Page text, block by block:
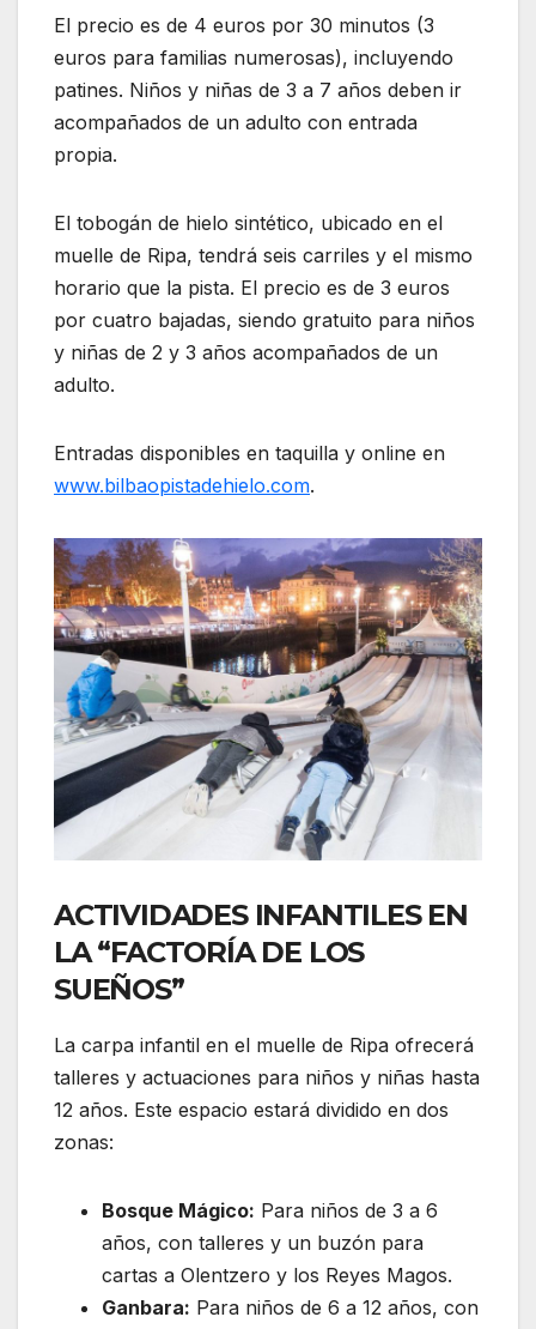
El precio es de 4 euros por 30 minutos (3
euros para familias numerosas), incluyendo
patines. Niños y niñas de 3 a 7 años deben ir
acompañados de un adulto con entrada
propia.
El tobogán de hielo sintético, ubicado en el
muelle de Ripa, tendrá seis carriles y el mismo
horario que la pista. El precio es de 3 euros
por cuatro bajadas, siendo gratuito para niños
y niñas de 2 y 3 años acompañados de un
adulto.
Entradas disponibles en taquilla y online en
www.bilbaopistadehielo.com.
ACTIVIDADES INFANTILES EN
LA “FACTORÍA DE LOS
SUEÑOS”
La carpa infantil en el muelle de Ripa ofrecerá
talleres y actuaciones para niños y niñas hasta
12 años. Este espacio estará dividido en dos
zonas:
Bosque Mágico: Para niños de 3 a 6
años, con talleres y un buzón para
cartas a Olentzero y los Reyes Magos.
Ganbara: Para niños de 6 a 12 años, con